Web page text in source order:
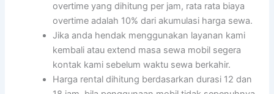
overtime yang dihitung per jam, rata rata biaya
overtime adalah 10% dari akumulasi harga sewa.
Jika anda hendak menggunakan layanan kami
kembali atau extend masa sewa mobil segera
kontak kami sebelum waktu sewa berkahir.
Harga rental dihitung berdasarkan durasi 12 dan